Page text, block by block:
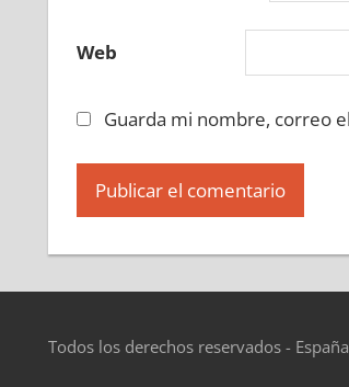
Web
Guarda mi nombre, correo
Todos los derechos reservados -